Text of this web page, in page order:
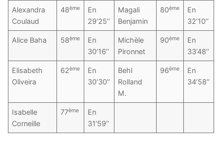
Alexandra
Coulaud
48ème
En
29’25’’
Magali
Benjamin
80ème
En
32’10’’
Alice Baha 58ème
En
30’16’’
Michèle
Pironnet
90ème
En
33’48’’
Elisabeth
Oliveira
62ème
En
30’30’’
Behl
Rolland
M.
96ème
En
34’58’’
Isabelle
Corneille
77ème
En
31’59’’